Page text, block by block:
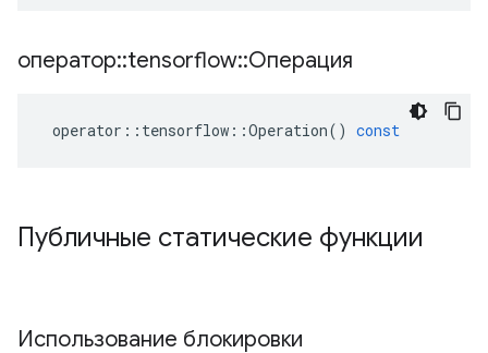
оператор::tensorflow::Операция
operator :: tensorflow ::Operation() const
Публичные статические функции
Использование блокировки